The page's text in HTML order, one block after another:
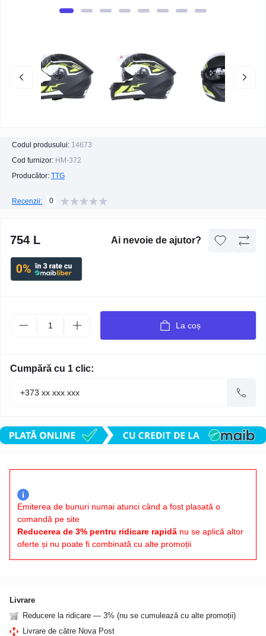
Codul produsului: 14673
Cod furnizor: НМ-372
Producător: TTG
Recenzii: 0
754 L Ai nevoie de ajutor?
La coș
Cumpără cu 1 clic:
i
Emiterea de bunuri numai atunci când a fost plasată o
comandă pe site
Reducerea de 3% pentru ridicare rapidă nu se aplică altor
oferte și nu poate fi combinată cu alte promoții
Livrare
Reducere la ridicare — 3% (nu se cumulează cu alte promoții)
Livrare de către Nova Post